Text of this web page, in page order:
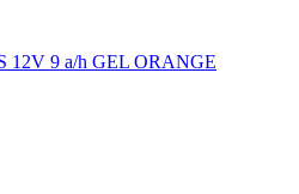
12V 9 a/h GEL ORANGE